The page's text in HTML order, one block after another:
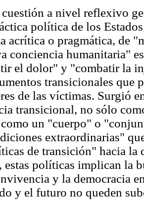
a nivel reflexivo
política de los
acrítica o pragmática, de
conciencia humanitaria"
el dolor" y "combatir la
transicionales que
de las víctimas. Surgió
transicional, no sólo
un "cuerpo" o
extraordinarias"
de transición" hacia la
estas políticas implican la
y la democracia
y el futuro no queden